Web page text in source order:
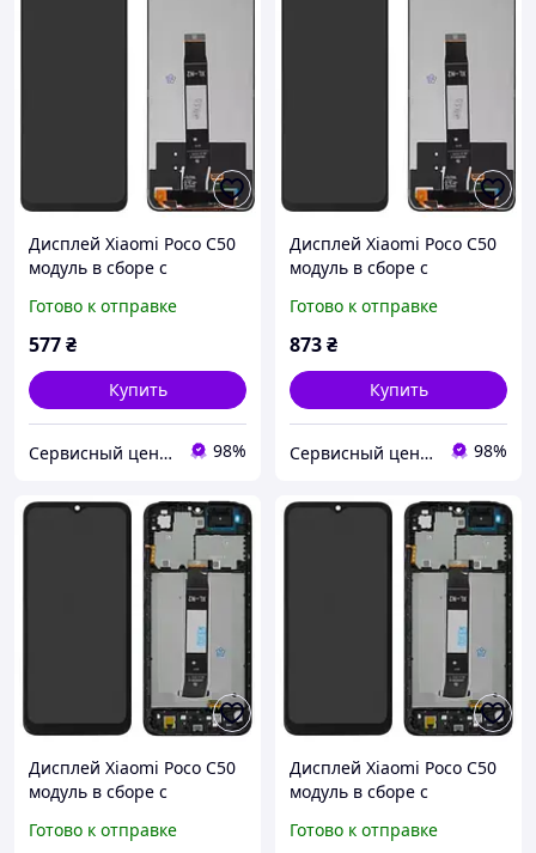
Дисплей Xiaomi Poco C50
модуль в сборе с
Готово к отправке
577₴
Купить
Сервисный центр Экран 98%
Дисплей Xiaomi Poco C50
модуль в сборе с
черный
Готово к отправке
873₴
Купить
Сервисный центр Экран 98%
Дисплей Xiaomi Poco C50
модуль в сборе с
черный
Готово к отправке
Дисплей Xiaomi Poco C50
модуль в сборе с
Original PRC, черный
Готово к отправке